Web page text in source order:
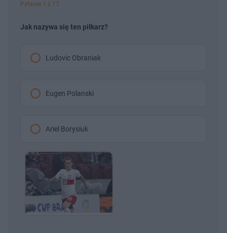
Pytanie 1 z 17
Jak nazywa się ten piłkarz?
Ludovic Obraniak
Eugen Polanski
Ariel Borysiuk